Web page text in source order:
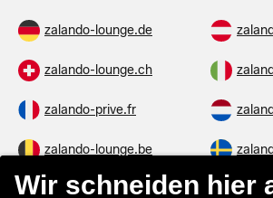
zalando-lounge.de
zalando-lounge.ch
zalando-prive.fr
zalando-lounge.be
zalando-lounge.fi